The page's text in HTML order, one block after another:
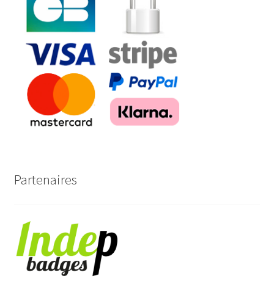
Partenaires